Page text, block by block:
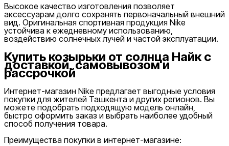
Nike Tashkent City Mall
Высокое качество изготовления позволяет
аксессуарам долго сохранять первоначальный внешний
вид. Оригинальная спортивная продукция Nike
устойчива к ежедневному использованию,
воздействию солнечных лучей и частой эксплуатации.
Купить козырьки от солнца Найк с
доставкой, самовывозом и
рассрочкой
Интернет-магазин Nike предлагает выгодные условия
покупки для жителей Ташкента и других регионов. Вы
можете подобрать подходящую модель онлайн,
быстро оформить заказ и выбрать наиболее удобный
способ получения товара.
Преимущества покупки в интернет-магазине: